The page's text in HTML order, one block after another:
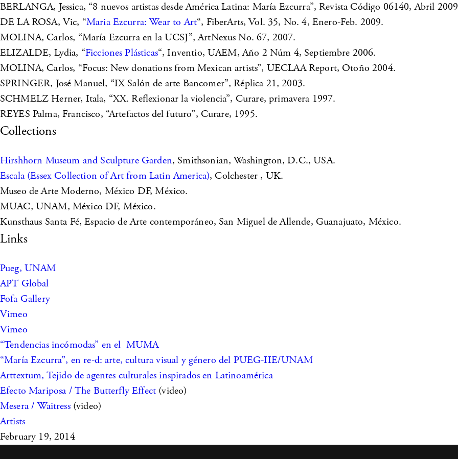
BERLANGA, Jessica, “8 nuevos artistas desde América Latina: María Ezcurra”, Revista Código 06140, Abril
DE LA ROSA, Vic, “Maria Ezcurra: Wear to Art“, FiberArts, Vol. 35, No. 4, Enero-Feb. 2009.
MOLINA, Carlos, “María Ezcurra en la UCSJ”, ArtNexus No. 67, 2007.
ELIZALDE, Lydia, “Ficciones Plásticas“, Inventio, UAEM, Año 2 Núm 4, Septiembre 2006.
MOLINA, Carlos, “Focus: New donations from Mexican artists”, UECLAA Report, Otoño 2004.
SPRINGER, José Manuel, “IX Salón de arte Bancomer”, Réplica 21, 2003.
SCHMELZ Herner, Itala, “XX. Reflexionar la violencia”, Curare, primavera 1997.
REYES Palma, Francisco, “Artefactos del futuro”, Curare, 1995.
Collections
Hirshhorn Museum and Sculpture Garden, Smithsonian, Washington, D.C., USA.
Escala (Essex Collection of Art from Latin America), Colchester , UK.
Museo de Arte Moderno, México DF, México.
MUAC, UNAM, México DF, México.
Kunsthaus Santa Fé, Espacio de Arte contemporáneo, San Miguel de Allende, Guanajuato, México.
Links
Pueg, UNAM
APT Global
Fofa Gallery
Vimeo
Vimeo
“Tendencias incómodas” en el MUMA
“María Ezcurra”, en re-d: arte, cultura visual y género del PUEG-IIE/UNAM
Arttextum, Tejido de agentes culturales inspirados en Latinoamérica
Efecto Mariposa / The Butterfly Effect (video)
Mesera / Waitress(video)
Artists
February 19, 2014